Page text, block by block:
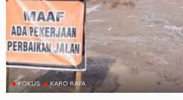
FOKUS KARO RAYA